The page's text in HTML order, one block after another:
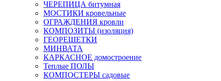
ЧЕРЕПИЦА битумная
МОСТИКИ кровельные
ОГРАЖДЕНИЯ кровли
КОМПОЗИТЫ (изоляция)
ГЕОРЕШЕТКИ
МИНВАТА
КАРКАСНОЕ домостроение
Теплые ПОЛЫ
КОМПОСТЕРЫ садовые